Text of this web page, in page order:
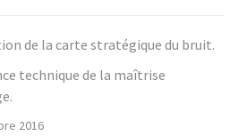
de la carte stratégique du bruit.
technique de la maîtrise
2016